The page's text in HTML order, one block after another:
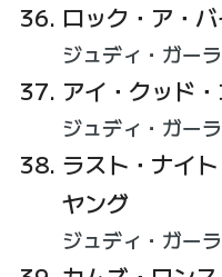
ロック・ア・
ジュディ・ガー
アイ・クッド
ジュディ・ガー
ラスト・ナイ
ヤング
ジュディ・ガー